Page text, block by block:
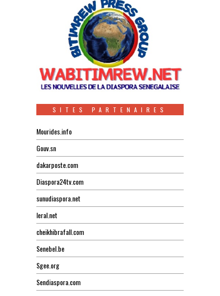
SITES PARTENAIRES
Mourides.info
Gouv.sn
dakarposte.com
Diaspora24tv.com
sunudiaspora.net
leral.net
cheikhibrafall.com
Senebel.be
Sgee.org
Sendiaspora.com